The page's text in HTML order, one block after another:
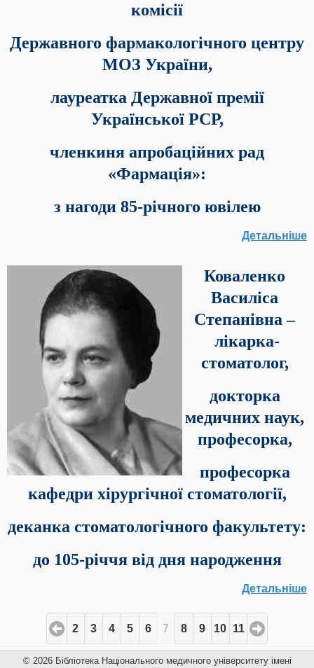
комісії
Державного фармакологічного центру
МОЗ України,
лауреатка Державної премії
Української РСР,
членкиня апробаційних рад
«Фармація»:
з нагоди 85-річного ювілею
Детальніше
Коваленко
Василіса
Степанівна –
лікарка-
стоматолог,
докторка
медичних наук,
професорка,
професорка
кафедри хірургічної стоматології,
деканка стоматологічного факультету:
до 105-річчя від дня народження
Детальніше
2 3 4 5 6 7 8 9 10 11
© 2026 Бібліотека Національного медичного університету імені